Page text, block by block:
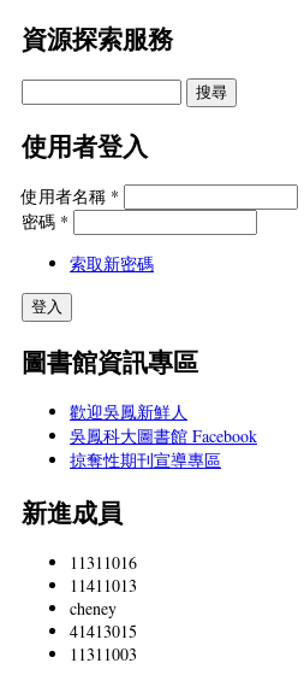
資源探索服務
使用者登入
使用者名稱 *
密碼 *
索取新密碼
圖書館資訊專區
歡迎吳鳳新鮮人
吳鳳科大圖書館 Facebook
掠奪性期刊宣導專區
新進成員
11311016
11411013
cheney
41413015
11311003